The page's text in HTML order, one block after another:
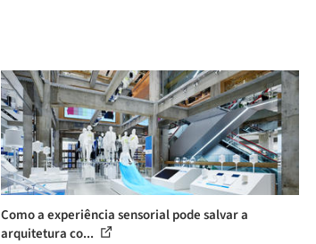
Como a experiência sensorial pode salvar a
arquitetura co...